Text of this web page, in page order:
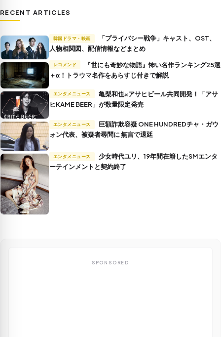
RECENT ARTICLES
韓国ドラマ・映画
人物相関図、配信情報などまとめ
レコメンド
＋α！トラウマ名作をあらすじ付きで解説
エンタメニュース
ヒKAME BEER」が数量限定発売
エンタメニュース
ォン代表、被疑者尋問に 無言で退廷
エンタメニュース
ーテインメントと契約終了
SPONSORED